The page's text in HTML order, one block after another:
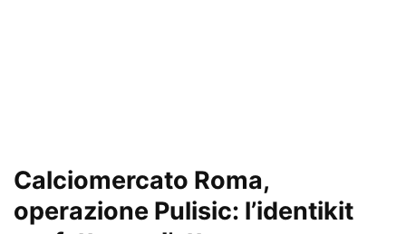
Calciomercato Roma,
operazione Pulisic: l’identikit